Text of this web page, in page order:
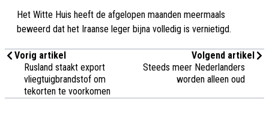
Het Witte Huis heeft de afgelopen maanden meermaals
beweerd dat het Iraanse leger bijna volledig is vernietigd.
Vorig artikel
Rusland staakt export
vliegtuigbrandstof om
tekorten te voorkomen
Volgend artikel
Steeds meer Nederlanders
worden alleen oud